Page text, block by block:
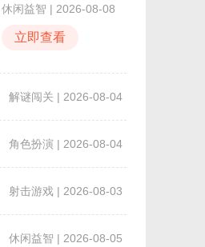
休闲益智 | 2026-08-08
立即查看
解谜闯关 | 2026-08-04
角色扮演 | 2026-08-04
射击游戏 | 2026-08-03
休闲益智 | 2026-08-05